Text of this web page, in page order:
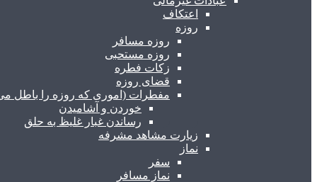
اعتکاف
روزه
روزه مسافر
روزه مستحبی
زکات فطره
قضای روزه
مفطرات (اموری که روزه را باطل
خوردن و آشامیدن
رساندن غبار غلیظ به حلق
زیارت مشاهد مشرفه
نماز
سفر
نماز مسافر